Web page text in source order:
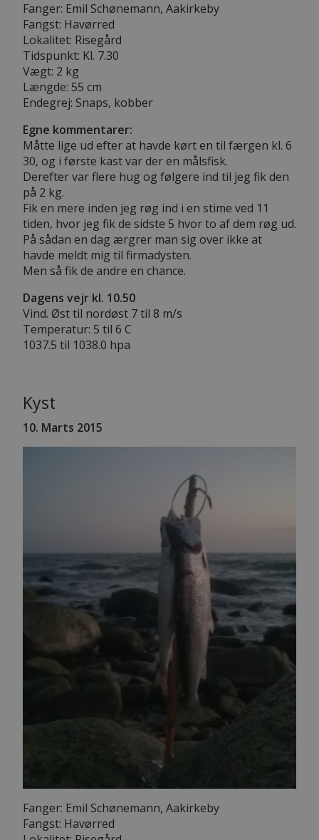
Fanger: Emil Schønemann, Aakirkeby
Fangst: Havørred
Lokalitet: Risegård
Tidspunkt: Kl. 7.30
Vægt: 2 kg
Længde: 55 cm
Endegrej: Snaps, kobber
Egne kommentarer:
Måtte lige ud efter at havde kørt en til færgen kl. 6
30, og i første kast var der en målsfisk.
Derefter var flere hug og følgere ind til jeg fik den
på 2 kg.
Fik en mere inden jeg røg ind i en stime ved 11
tiden, hvor jeg fik de sidste 5 hvor to af dem røg ud.
På sådan en dag ærgrer man sig over ikke at
havde meldt mig til firmadysten.
Men så fik de andre en chance.
Dagens vejr kl. 10.50
Vind. Øst til nordøst 7 til 8 m/s
Temperatur: 5 til 6 C
1037.5 til 1038.0 hpa
Kyst
10. Marts 2015
Fanger: Emil Schønemann, Aakirkeby
Fangst: Havørred